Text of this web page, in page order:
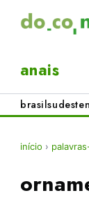
anais
brasilsudeste
início ›